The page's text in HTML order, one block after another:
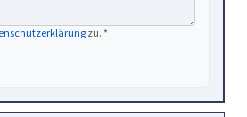
zu. *